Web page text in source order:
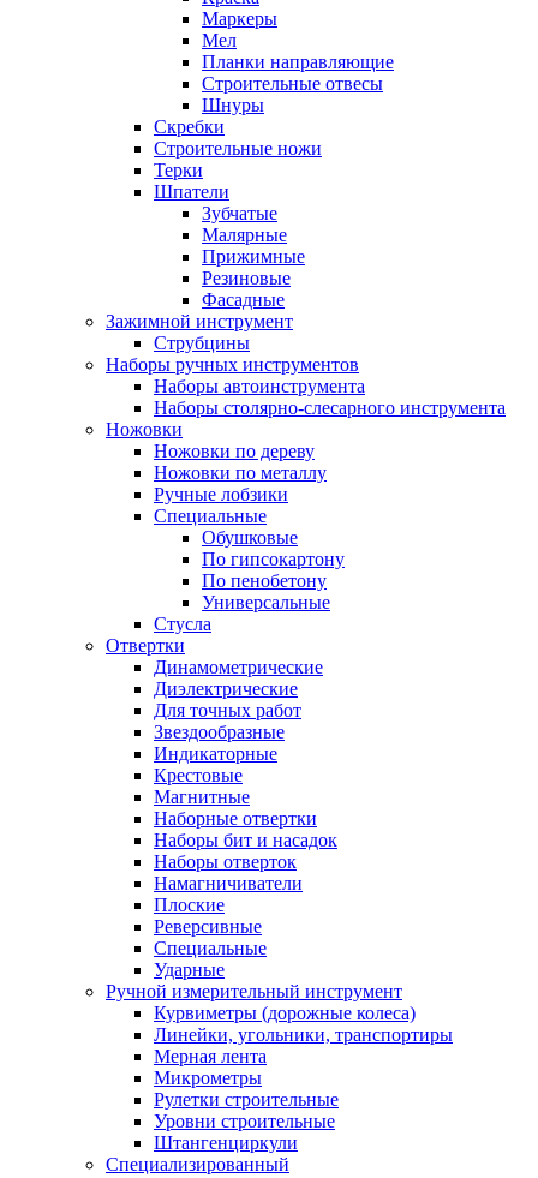
Маркеры
Мел
Планки направляющие
Строительные отвесы
Шнуры
Скребки
Строительные ножи
Терки
Шпатели
Зубчатые
Малярные
Прижимные
Резиновые
Фасадные
Зажимной инструмент
Струбцины
Наборы ручных инструментов
Наборы автоинструмента
Наборы столярно-слесарного инструмента
Ножовки
Ножовки по дереву
Ножовки по металлу
Ручные лобзики
Специальные
Обушковые
По гипсокартону
По пенобетону
Универсальные
Стусла
Отвертки
Динамометрические
Диэлектрические
Для точных работ
Звездообразные
Индикаторные
Крестовые
Магнитные
Наборные отвертки
Наборы бит и насадок
Наборы отверток
Намагничиватели
Плоские
Реверсивные
Специальные
Ударные
Ручной измерительный инструмент
Курвиметры (дорожные колеса)
Линейки, угольники, транспортиры
Мерная лента
Микрометры
Рулетки строительные
Уровни строительные
Штангенциркули
Специализированный